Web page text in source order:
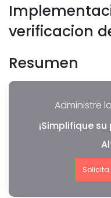
verificacion
Resumen
Administre
¡Simplifique